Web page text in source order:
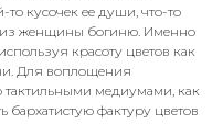
кусочек ее души, что-то
из женщины богиню. Именно
красоту цветов как
Для воплощения
тактильными медиумами, как
бархатистую фактуру цветов